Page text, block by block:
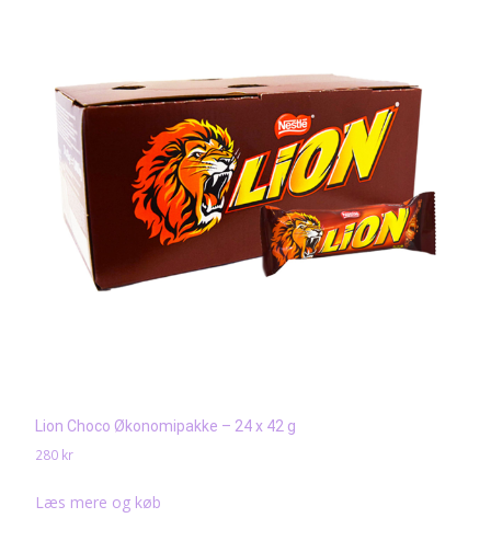
Lion Choco Økonomipakke – 24 x 42 g
280 kr
Læs mere og køb